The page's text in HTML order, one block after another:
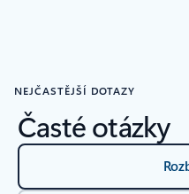
NEJČASTĚJŠÍ DOTAZY
Časté otázky